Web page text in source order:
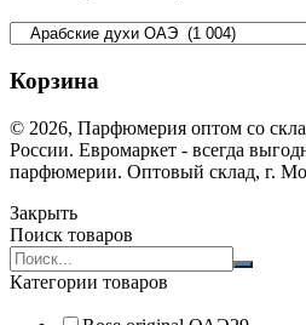
Корзина
© 2026, Парфюмерия оптом со
России. Евромаркет - всегда
парфюмерии. Оптовый склад, г.
Закрыть
Поиск товаров
Search
products:
Категории товаров